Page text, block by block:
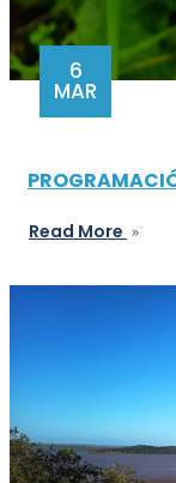
6
MAR
Read More